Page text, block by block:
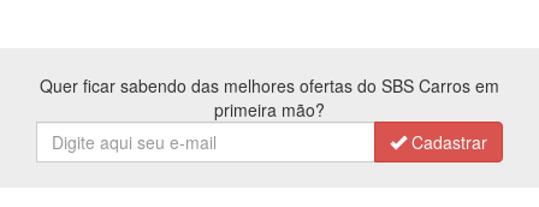
Quer ficar sabendo das melhores ofertas do SBS Carros em
primeira mão?
Cadastrar